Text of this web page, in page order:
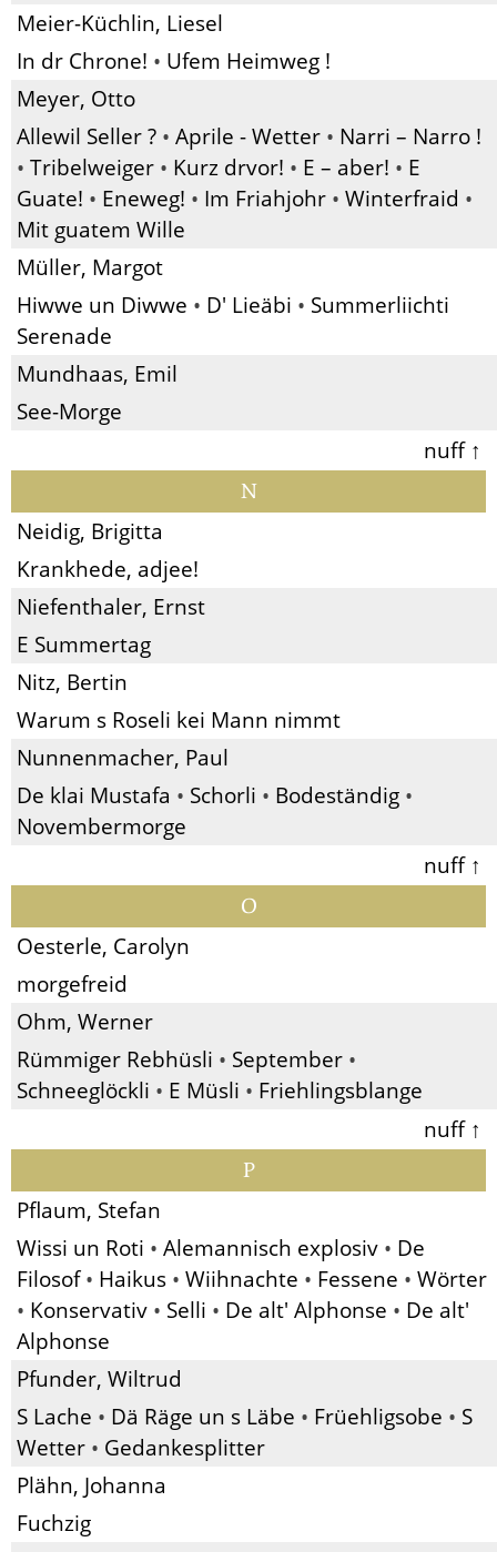
Meier-Küchlin, Liesel
In dr Chrone! • Ufem Heimweg !
Meyer, Otto
Allewil Seller ? • Aprile - Wetter • Narri – Narro !
• Tribelweiger • Kurz drvor! • E – aber! • E
Guate! • Eneweg! • Im Friahjohr • Winterfraid •
Mit guatem Wille
Müller, Margot
Hiwwe un Diwwe • D' Lieäbi • Summerliichti
Serenade
Mundhaas, Emil
See-Morge
nuff ↑
N
Neidig, Brigitta
Krankhede, adjee!
Niefenthaler, Ernst
E Summertag
Nitz, Bertin
Warum s Roseli kei Mann nimmt
Nunnenmacher, Paul
De klai Mustafa • Schorli • Bodeständig •
Novembermorge
nuff ↑
O
Oesterle, Carolyn
morgefreid
Ohm, Werner
Rümmiger Rebhüsli • September •
Schneeglöckli • E Müsli • Friehlingsblange
nuff ↑
P
Pflaum, Stefan
Wissi un Roti • Alemannisch explosiv • De
Filosof• Haikus • Wiihnachte • Fessene • Wörter
• Konservativ • Selli • De alt' Alphonse • De alt'
Alphonse
Pfunder, Wiltrud
S Lache • Dä Räge un s Läbe • Früehligsobe • S
Wetter • Gedankesplitter
Plähn, Johanna
Fuchzig